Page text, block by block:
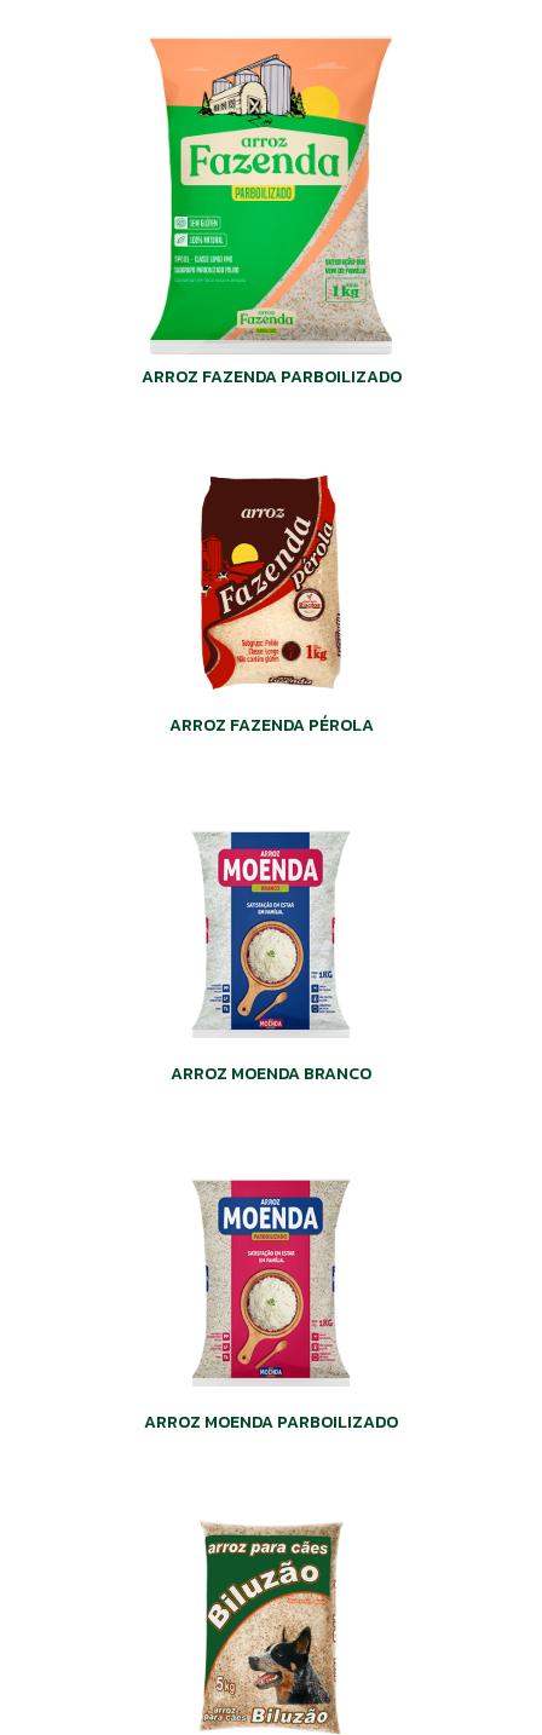
ARROZ FAZENDA PARBOILIZADO
ARROZ FAZENDA PÉROLA
ARROZ MOENDA BRANCO
ARROZ MOENDA PARBOILIZADO